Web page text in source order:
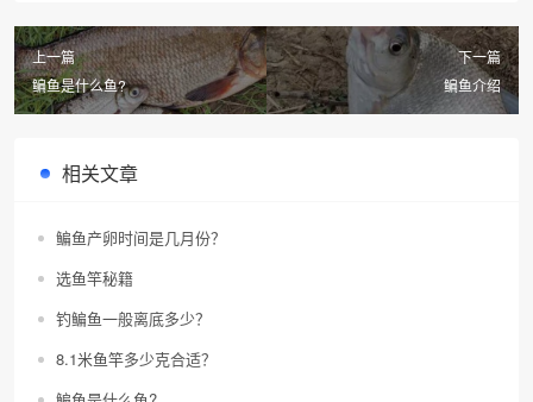
上一篇
鳊鱼是什么鱼?
下一篇
鳊鱼介绍
相关文章
鳊鱼产卵时间是几月份？
选鱼竿秘籍
钓鳊鱼一般离底多少？
8.1米鱼竿多少克合适？